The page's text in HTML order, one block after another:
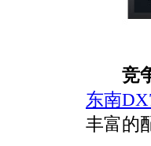
竞
东南
丰富的